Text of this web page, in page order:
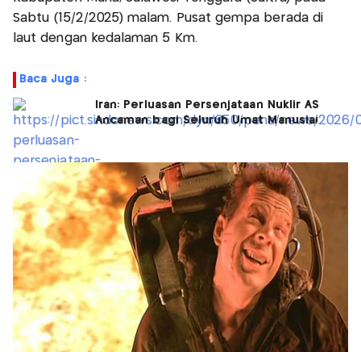
Sabtu (15/2/2025) malam. Pusat gempa berada di
laut dengan kedalaman 5 Km.
Baca Juga :
Iran: Perluasan Persenjataan Nuklir AS
Ancaman bagi Seluruh Umat Manusia!